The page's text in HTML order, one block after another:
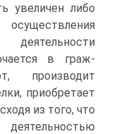
увеличен либо
в граж­
производит
приобретает
из того, что